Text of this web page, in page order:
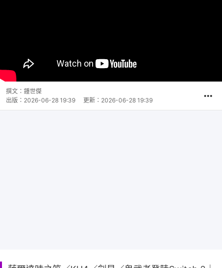
撰文： 鍾世傑
出版： 2026-06-28 19:39 更新： 2026-06-28 19:39